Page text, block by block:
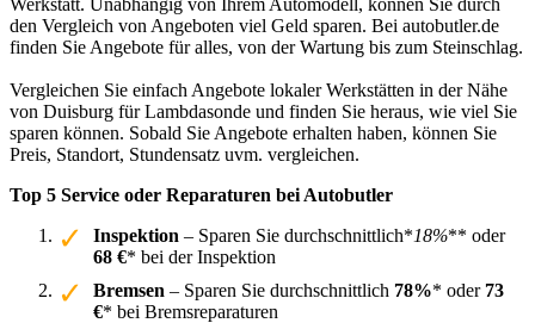
den Vergleich von Angeboten viel Geld sparen. Bei autobutler.de
finden Sie Angebote für alles, von der Wartung bis zum Steinschlag.
Vergleichen Sie einfach Angebote lokaler Werkstätten in der Nähe
von Duisburg für Lambdasonde und finden Sie heraus, wie viel Sie
sparen können. Sobald Sie Angebote erhalten haben, können Sie
Preis, Standort, Stundensatz uvm. vergleichen.
Top 5 Service oder Reparaturen bei Autobutler
Inspektion – Sparen Sie durchschnittlich*18%** oder
68 €* bei der Inspektion
Bremsen – Sparen Sie durchschnittlich 78%* oder 73
€* bei Bremsreparaturen